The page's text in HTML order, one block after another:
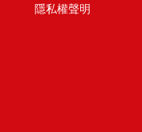
隱私權聲明